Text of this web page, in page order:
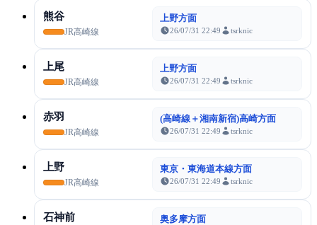
熊谷
JR高崎線
上野方面
26/07/31 22:49 tsrknic
上尾
JR高崎線
上野方面
26/07/31 22:49 tsrknic
赤羽
JR高崎線
(高崎線＋湘南新宿)高崎方面
26/07/31 22:49 tsrknic
上野
JR高崎線
東京・東海道本線方面
26/07/31 22:49 tsrknic
石神前 奥多摩方面